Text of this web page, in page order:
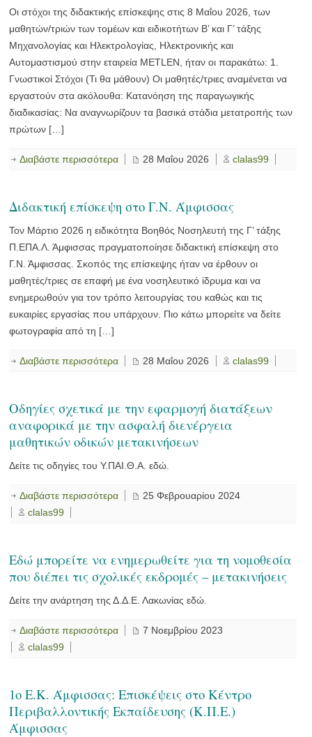
Οι στόχοι της διδακτικής επίσκεψης στις 8 Μαΐου 2026, των
μαθητών/τριών των τομέων και ειδικοτήτων Β’ και Γ’ τάξης
Μηχανολογίας και Ηλεκτρολογίας, Ηλεκτρονικής και
Αυτομαστισμού στην εταιρεία METLEN, ήταν οι παρακάτω: 1.
Γνωστικοί Στόχοι (Τι θα μάθουν) Οι μαθητές/τριες αναμένεται να
εργαστούν στα ακόλουθα: Κατανόηση της παραγωγικής
διαδικασίας: Να αναγνωρίζουν τα βασικά στάδια μετατροπής των
πρώτων […]
Διαβάστε περισσότερα 28 Μαΐου 2026 clalas99
Διδακτική επίσκεψη στο Γ.Ν. Άμφισσας
Τον Μάρτιο 2026 η ειδικότητα Βοηθός Νοσηλευτή της Γ’ τάξης
Π.ΕΠΑ.Λ. Άμφισσας πραγματοποίησε διδακτική επίσκεψη στο
Γ.Ν. Άμφισσας. Σκοπός της επίσκεψης ήταν να έρθουν οι
μαθητές/τριες σε επαφή με ένα νοσηλευτικό ίδρυμα και να
ενημερωθούν για τον τρόπο λειτουργίας του καθώς και τις
ευκαιρίες εργασίας που υπάρχουν. Πιο κάτω μπορείτε να δείτε
φωτογραφία από τη […]
Διαβάστε περισσότερα 28 Μαΐου 2026 clalas99
Οδηγίες σχετικά με την εφαρμογή διατάξεων
αναφορικά με την ασφαλή διενέργεια
μαθητικών οδικών μετακινήσεων
Δείτε τις οδηγίες του Υ.ΠΑΙ.Θ.Α. εδώ.
Διαβάστε περισσότερα
25 Φεβρουαρίου 2024
clalas99
Εδώ μπορείτε να ενημερωθείτε για τη νομοθεσία
που διέπει τις σχολικές εκδρομές – μετακινήσεις
Δείτε την ανάρτηση της Δ.Δ.Ε. Λακωνίας εδώ.
Διαβάστε περισσότερα
7 Νοεμβρίου 2023
clalas99
1ο Ε.Κ. Άμφισσας: Επισκέψεις στο Κέντρο
Περιβαλλοντικής Εκπαίδευσης (Κ.Π.Ε.)
Άμφισσας